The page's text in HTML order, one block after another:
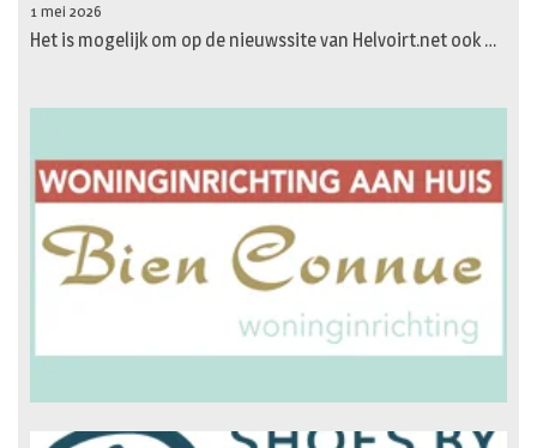
1 mei 2026
Het is mogelijk om op de nieuwssite van Helvoirt.net ook …